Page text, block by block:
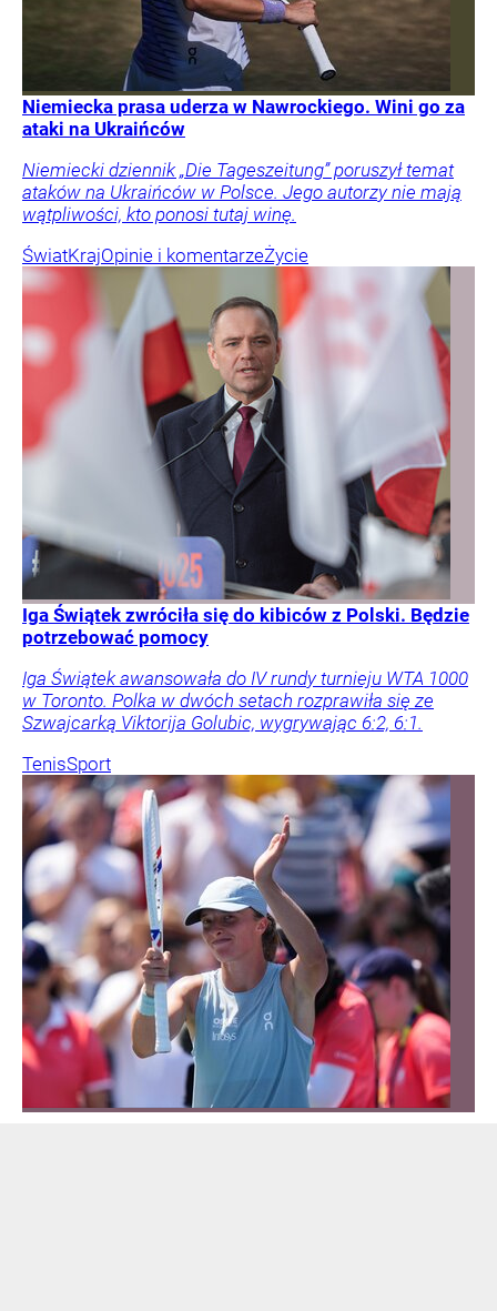
Niemiecka prasa uderza w Nawrockiego. Wini go za
ataki na Ukraińców
Niemiecki dziennik „Die Tageszeitung” poruszył temat
ataków na Ukraińców w Polsce. Jego autorzy nie mają
wątpliwości, kto ponosi tutaj winę.
ŚwiatKrajOpinie i komentarzeŻycie
Iga Świątek zwróciła się do kibiców z Polski. Będzie
potrzebować pomocy
Iga Świątek awansowała do IV rundy turnieju WTA 1000
w Toronto. Polka w dwóch setach rozprawiła się ze
Szwajcarką Viktorija Golubic, wygrywając 6:2, 6:1.
TenisSport